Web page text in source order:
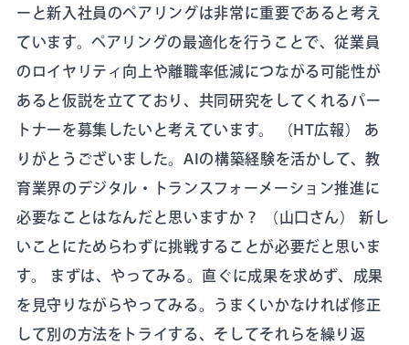
ーと新入社員のペアリングは非常に重要であると考え
ています。ペアリングの最適化を行うことで、従業員
のロイヤリティ向上や離職率低減につながる可能性が
あると仮説を立てており、共同研究をしてくれるパー
トナーを募集したいと考えています。 （HT広報） あ
りがとうございました。AIの構築経験を活かして、教
育業界のデジタル・トランスフォーメーション推進に
必要なことはなんだと思いますか？ （山口さん） 新し
いことにためらわずに挑戦することが必要だと思いま
す。 まずは、やってみる。直ぐに成果を求めず、成果
を見守りながらやってみる。うまくいかなければ修正
して別の方法をトライする、そしてそれらを繰り返